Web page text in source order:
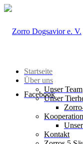
Facebook
Startseite
Über uns
Unser Team
Unser
Kontakt